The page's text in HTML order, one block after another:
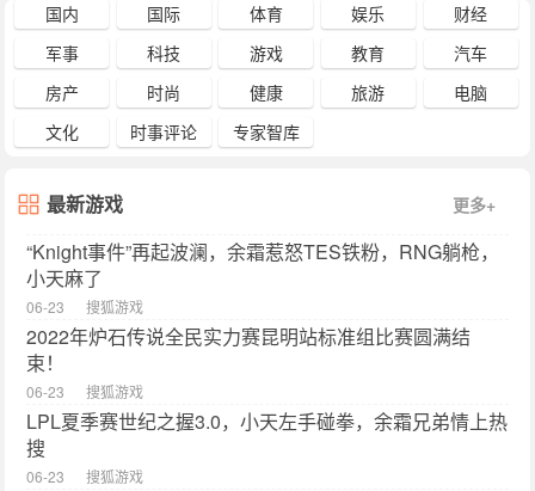
国内 国际 体育 娱乐
财经
军事
科技 游戏 教育
汽车
房产
时尚 健康 旅游
电脑
文化
时事评论 专家智库
最新游戏 更多+
“Knight事件”再起波澜，余霜惹怒TES铁粉，RNG躺枪，
小天麻了
06-23 搜狐游戏
2022年炉石传说全民实力赛昆明站标准组比赛圆满结
束！
06-23 搜狐游戏
LPL夏季赛世纪之握3.0，小天左手碰拳，余霜兄弟情上热
搜
06-23 搜狐游戏